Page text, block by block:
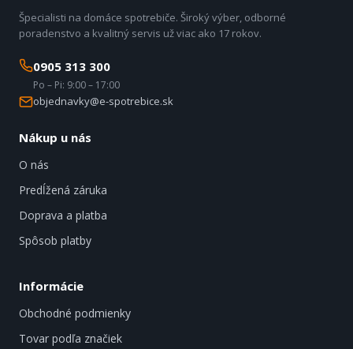
Špecialisti na domáce spotrebiče. Široký výber, odborné
poradenstvo a kvalitný servis už viac ako 17 rokov.
0905 313 300
Po – Pi: 9:00 – 17:00
objednavky@e-spotrebice.sk
Nákup u nás
O nás
Predĺžená záruka
Doprava a platba
Spôsob platby
Informácie
Obchodné podmienky
Tovar podľa značiek